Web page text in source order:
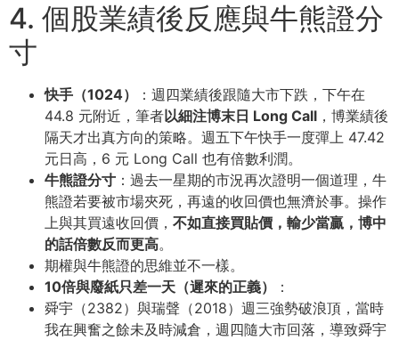
4. 個股業績後反應與牛熊證分
寸
快手（1024）
：週四業績後跟隨大市下跌，下午在
44.8 元附近，筆者以細注博末日 Long Call ，博業績後
隔天才出真方向的策略。週五下午快手一度彈上 47.42
元日高，6 元 Long Call 也有倍數利潤。
牛熊證分寸 ：過去一星期的市況再次證明一個道理，牛
熊證若要被市場夾死，再遠的收回價也無濟於事。操作
上與其買遠收回價， 不如直接買貼價，輸少當贏，博中
的話倍數反而更高。
期權與牛熊證的思維並不一樣。
10倍與廢紙只差一天（遲來的正義）
：
舜宇（2382）與瑞聲（2018）週三強勢破浪頂，當時
我在興奮之餘未及時減倉，週四隨大市回落，導致舜宇